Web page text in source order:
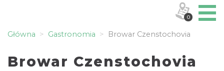
Główna Gastronomia Browar Czenstochovia
Browar Czenstochovia
0